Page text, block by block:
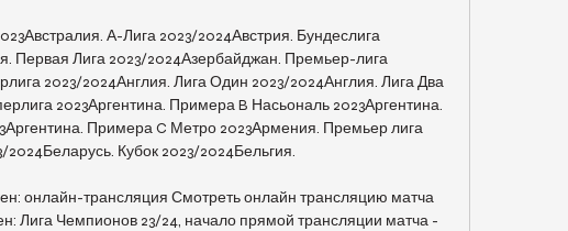
А-Лига 2023/2024Австрия. Бундеслига
Первая Лига 2023/2024Азербайджан. Премьер-лига
2023/2024Англия. Лига Один 2023/2024Англия. Лига Два
2023Аргентина. Примера B Насьональ 2023Аргентина.
Примера C Метро 2023Армения. Премьер лига
2024Беларусь. Кубок 2023/2024Бельгия.
онлайн-трансляция Смотреть онлайн трансляцию матча
Лига Чемпионов 23/24, начало прямой трансляции матча -